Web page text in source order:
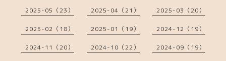
2025-05（23） 2025-04（21） 2025-03（20）
2025-02（18） 2025-01（19） 2024-12（19）
2024-11（20） 2024-10（22） 2024-09（19）